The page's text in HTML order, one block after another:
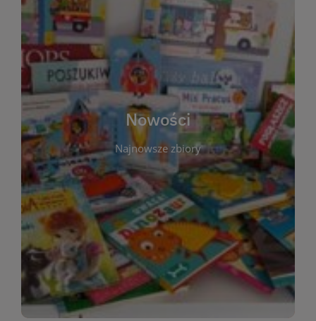
Nowości
Najnowsze zbiory
W tej sekcji prezentujemy najnowsze książki,
audiobooki oraz filmy, które właśnie trafiły do
zbiorów Miejskiej Biblioteki Publicznej w
Starachowicach. Regularnie aktualizujemy listę,
aby Czytelnicy mogli na bieżąco odkrywać świeże
tytuły i najciekawsze premiery wydawnicze. Każda
pozycja opatrzona jest krótkim opisem i
informacją o dostępności w katalogu. Zachęcamy
do częstych odwiedzin – nowości pojawiają się
niemal każdego tygodnia! Dzięki tej zakładce
zawsze będziesz wiedzieć, co warto przeczytać
jako pierwsze.
WIĘCEJ